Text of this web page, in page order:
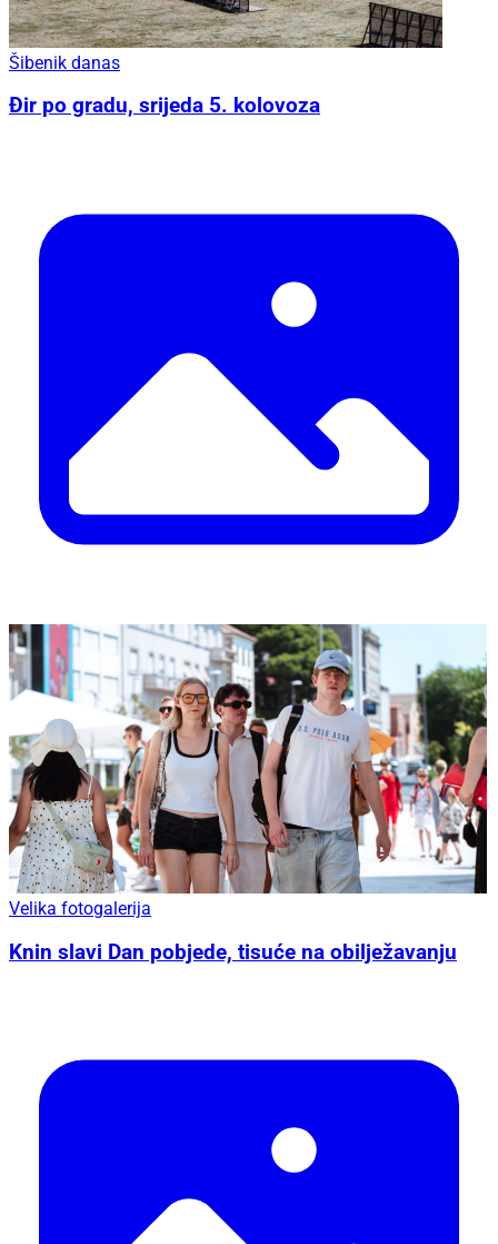
Šibenik danas
Đir po gradu, srijeda 5. kolovoza
Velika fotogalerija
Knin slavi Dan pobjede, tisuće na obilježavanju